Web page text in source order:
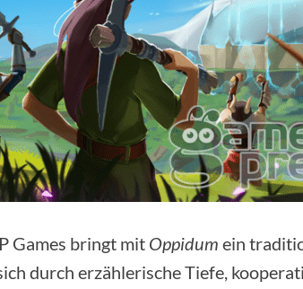
Games bringt mit Oppidum ein
durch erzählerische Tiefe,